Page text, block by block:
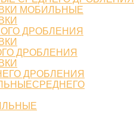
МОБИЛЬНЫЕ
ДРОБЛЕНИЯ
ДРОБЛЕНИЯ
ДРОБЛЕНИЯ